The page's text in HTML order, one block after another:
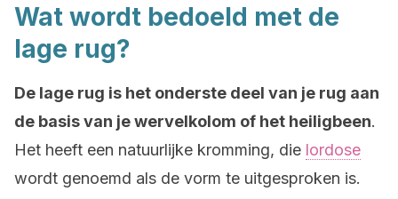
Wat wordt bedoeld met de
lage rug?
De lage rug is het onderste deel van je rug aan
de basis van je wervelkolom of het heiligbeen.
Het heeft een natuurlijke kromming, die lordose
wordt genoemd als de vorm te uitgesproken is.